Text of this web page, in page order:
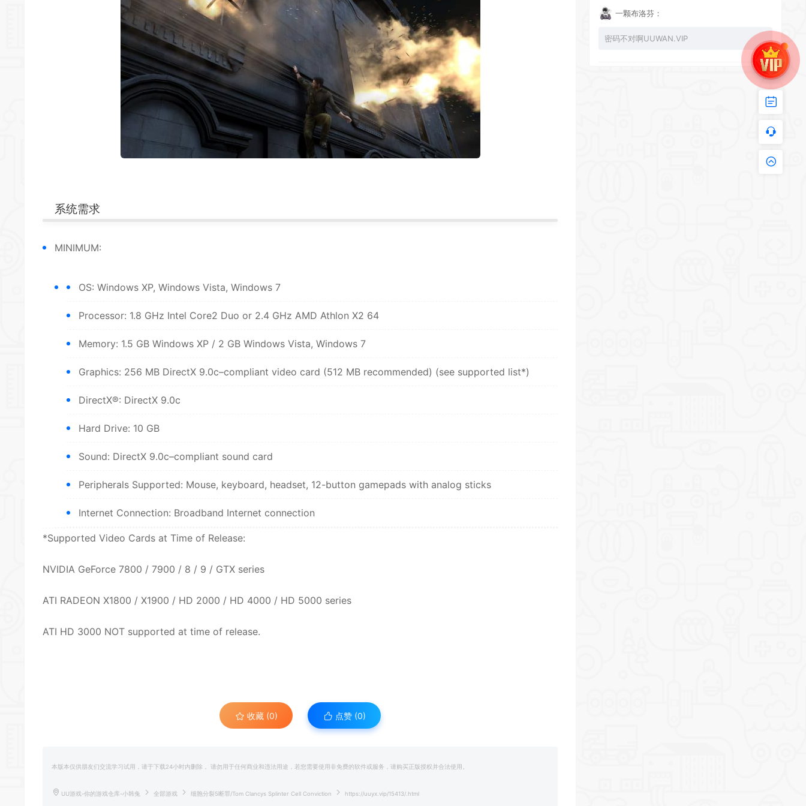
系统需求
MINIMUM:
OS: Windows XP, Windows Vista, Windows 7
Processor: 1.8 GHz Intel Core2 Duo or 2.4 GHz AMD Athlon X2 64
Memory: 1.5 GB Windows XP / 2 GB Windows Vista, Windows 7
Graphics: 256 MB DirectX 9.0c–compliant video card (512 MB recommended) (see supported list*)
DirectX®: DirectX 9.0c
Hard Drive: 10 GB
Sound: DirectX 9.0c–compliant sound card
Peripherals Supported: Mouse, keyboard, headset, 12-button gamepads with analog sticks
Internet Connection: Broadband Internet connection
*Supported Video Cards at Time of Release:
NVIDIA GeForce 7800 / 7900 / 8 / 9 / GTX series
ATI RADEON X1800 / X1900 / HD 2000 / HD 4000 / HD 5000 series
ATI HD 3000 NOT supported at time of release.
收藏 (0) 点赞 (0)
本版本仅供朋友们交流学习试用，请于下载24小时内删除， 请勿用于任何商业和违法用途，若您需要使用非免费的软件或服务，请购买正版授权并合法使用。
UU游戏-你的游戏仓库-小韩兔 全部游戏 细胞分裂5断罪/Tom Clancys Splinter Cell Conviction https://uuyx.vip/15413/.html
一颗布洛芬：
密码不对啊UUWAN.VIP